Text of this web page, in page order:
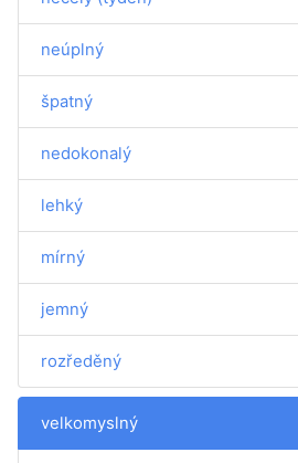
neúplný
špatný
nedokonalý
lehký
mírný
jemný
rozředěný
velkomyslný